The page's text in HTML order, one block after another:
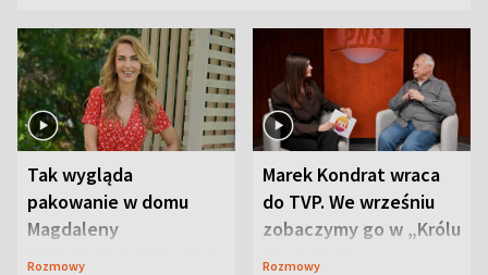
Tak wygląda
pakowanie w domu
Magdaleny
Waligórskiej-Lisieckiej.
Rozmowy
Marek Kondrat wraca
do TVP. We wrześniu
zobaczymy go w „Królu
Maciusiu I”
Rozmowy